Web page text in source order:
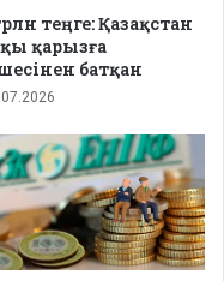
теңге: Қазақстан
қарызға
батқан